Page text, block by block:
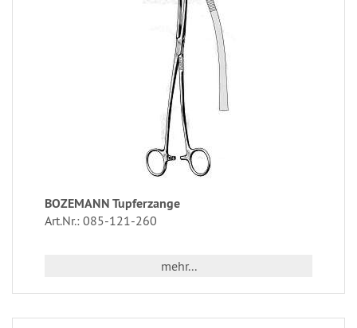
BOZEMANN Tupferzange
Art.Nr.: 085-121-260
mehr...